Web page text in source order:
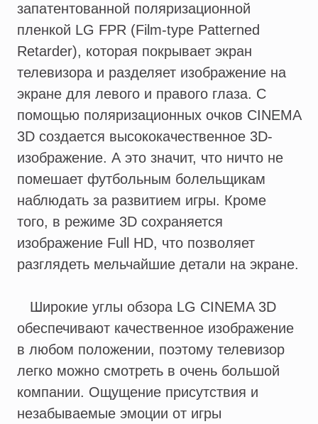
запатентованной поляризационной
пленкой LG FPR (Film-type Patterned
Retarder), которая покрывает экран
телевизора и разделяет изображение на
экране для левого и правого глаза. С
помощью поляризационных очков CINEMA
3D создается высококачественное 3D-
изображение. А это значит, что ничто не
помешает футбольным болельщикам
наблюдать за развитием игры. Кроме
того, в режиме 3D сохраняется
изображение Full HD, что позволяет
разглядеть мельчайшие детали на экране.
Широкие углы обзора LG CINEMA 3D
обеспечивают качественное изображение
в любом положении, поэтому телевизор
легко можно смотреть в очень большой
компании. Ощущение присутствия и
незабываемые эмоции от игры